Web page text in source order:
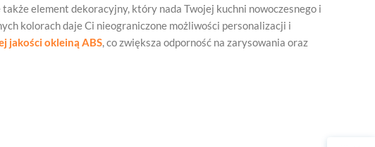
element dekoracyjny, który nada Twojej kuchni nowoczesnego i
kolorach daje Ci nieograniczone możliwości personalizacji i
jakości okleiną ABS, co zwiększa odporność na zarysowania oraz